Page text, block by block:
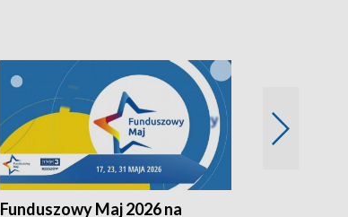
Funduszowy Maj 2026 na